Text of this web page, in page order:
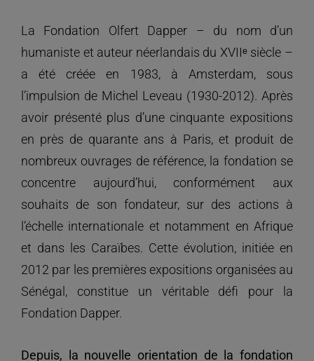
La Fondation Olfert Dapper – du nom d’un
humaniste et auteur néerlandais du XVIIᵉ siècle –
a été créée en 1983, à Amsterdam, sous
l’impulsion de Michel Leveau (1930-2012). Après
avoir présenté plus d’une cinquante expositions
en près de quarante ans à Paris, et produit de
nombreux ouvrages de référence, la fondation se
concentre aujourd’hui, conformément aux
souhaits de son fondateur, sur des actions à
l’échelle internationale et notamment en Afrique
et dans les Caraïbes. Cette évolution, initiée en
2012 par les premières expositions organisées au
Sénégal, constitue un véritable défi pour la
Fondation Dapper.
Depuis, la nouvelle orientation de la fondation